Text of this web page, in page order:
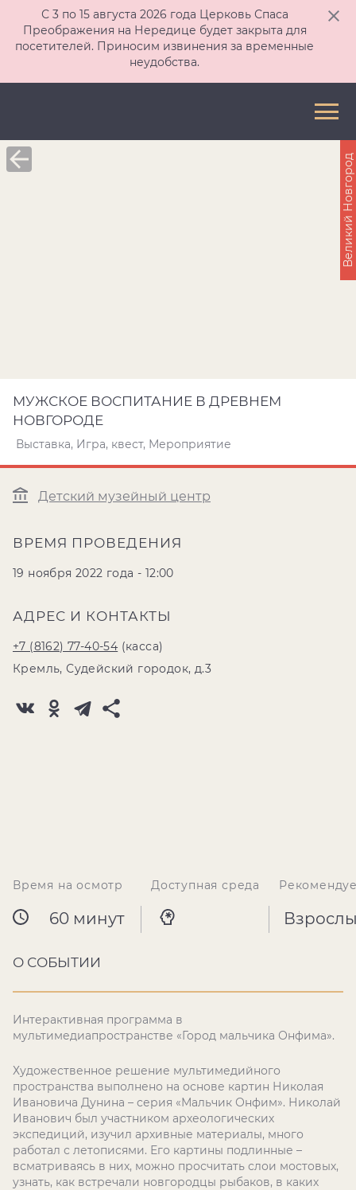
С 3 по 15 августа 2026 года Церковь Спаса
Преображения на Нередице будет закрыта для
посетителей. Приносим извинения за временные
неудобства.
МУЖСКОЕ ВОСПИТАНИЕ В ДРЕВНЕМ
НОВГОРОДЕ
Выставка, Игра, квест, Мероприятие
Детский музейный центр
ВРЕМЯ ПРОВЕДЕНИЯ
19 ноября 2022 года - 12:00
АДРЕС И КОНТАКТЫ
+7 (8162) 77-40-54 (касса)
Кремль, Судейский городок, д.3
Великий Новгород
Время на осмотр
60 минут
Доступная среда
О СОБЫТИИ
Интерактивная программа в
мультимедиапространстве «Город мальчика Онфима».
Художественное решение мультимедийного
пространства выполнено на основе картин Николая
Ивановича Дунина – серия «Мальчик Онфим». Николай
Иванович был участником археологических
экспедиций, изучил архивные материалы, много
работал с летописями. Его картины подлинные –
всматриваясь в них, можно просчитать слои мостовых,
узнать, как встречали новгородцы рыбаков, в каких